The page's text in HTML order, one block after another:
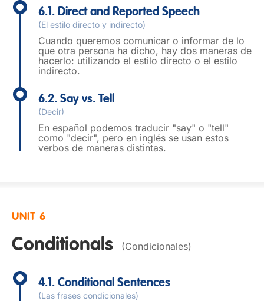
6.1. Direct and Reported Speech
(El estilo directo y indirecto)
Cuando queremos comunicar o informar de lo
que otra persona ha dicho, hay dos maneras de
hacerlo: utilizando el estilo directo o el estilo
indirecto.
6.2. Say vs. Tell
(Decir)
En español podemos traducir "say" o "tell"
como "decir", pero en inglés se usan estos
verbos de maneras distintas.
UNIT 6
Conditionals (Condicionales)
4.1. Conditional Sentences
(Las frases condicionales)